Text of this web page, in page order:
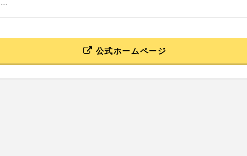
公式ホームページ